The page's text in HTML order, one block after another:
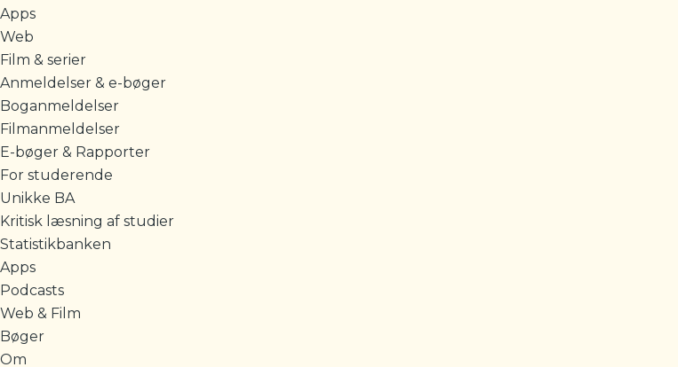
Apps
Web
Film & serier
Anmeldelser & e-bøger
Boganmeldelser
Filmanmeldelser
E-bøger & Rapporter
For studerende
Unikke BA
Kritisk læsning af studier
Statistikbanken
Apps
Podcasts
Web & Film
Bøger
Om